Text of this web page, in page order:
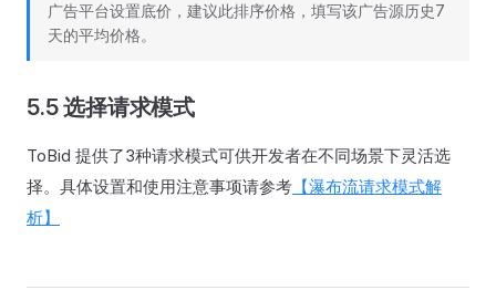
广告平台设置底价，建议此排序价格，填写该广告源历史7
天的平均价格。
5.5 选择请求模式
ToBid 提供了3种请求模式可供开发者在不同场景下灵活选
择。具体设置和使用注意事项请参考 【瀑布流请求模式解
析】